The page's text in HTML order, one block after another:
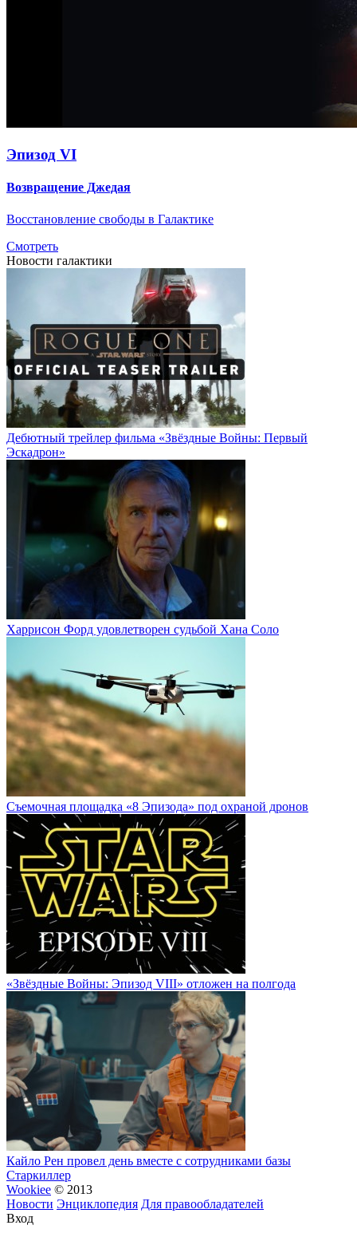
Эпизод VI
Возвращение Джедая
Восстановление свободы в Галактике
Смотреть
Новости галактики
Дебютный трейлер фильма «Звёздные Войны: Первый
Эскадрон»
Харрисон Форд удовлетворен судьбой Хана Соло
Cъемочная площадка «8 Эпизода» под охраной дронов
«Звёздные Войны: Эпизод VIII» отложен на полгода
Кайло Рен провел день вместе с сотрудниками базы
Старкиллер
Wookiee © 2013
Новости Энциклопедия Для правообладателей
Вход